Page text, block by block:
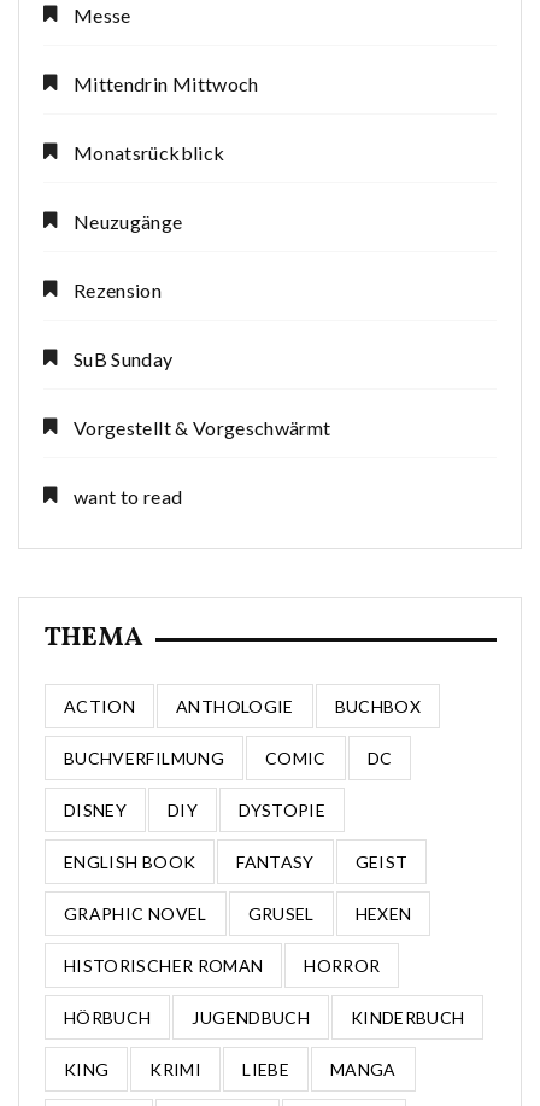
Messe
Mittendrin Mittwoch
Monatsrückblick
Neuzugänge
Rezension
SuB Sunday
Vorgestellt & Vorgeschwärmt
want to read
THEMA
ACTION ANTHOLOGIE BUCHBOX
BUCHVERFILMUNG COMIC DC
DISNEY DIY DYSTOPIE
ENGLISH BOOK FANTASY GEIST
GRAPHIC NOVEL GRUSEL HEXEN
HISTORISCHER ROMAN HORROR
HÖRBUCH JUGENDBUCH KINDERBUCH
KING KRIMI LIEBE MANGA